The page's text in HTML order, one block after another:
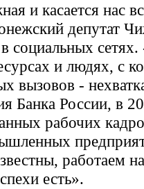
и касается нас
депутат
в социальных
и людях, с
вызовов -
Банка России, в
рабочих
работаем
есть».